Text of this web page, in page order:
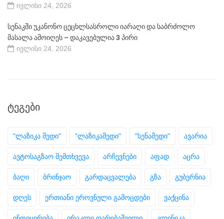
ივლისი 24, 2026
სენაკში უკანონო ცეცხლსასროლი იარაღი და საბრძოლო
მასალა ამოიღეს – დაკავებულია 3 პირი
ივლისი 24, 2026
ᲢᲔᲒᲔᲑᲘ
"ლაზიკა მედი" "ლაზიკამედი" "სენამედი" ავარია
ავტოსაგზაო შემთხვევა არჩევნები აფად აცრა
ბაღი ბრინჯაო გარდაცვალება გზა გუბერნია
დღეს ერთიანი ეროვნული გამოცდები ვაქცინა